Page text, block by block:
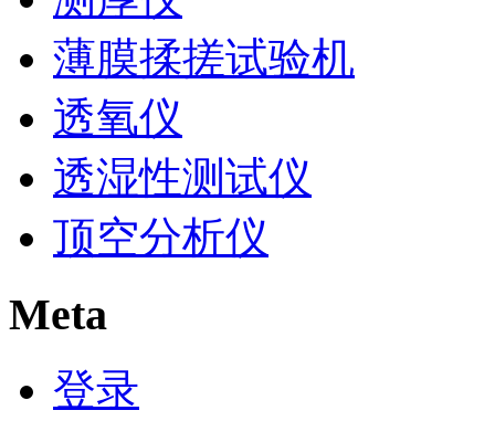
薄膜揉搓试验机
透氧仪
透湿性测试仪
顶空分析仪
Meta
登录